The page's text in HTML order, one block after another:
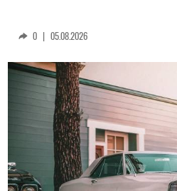
0 | 05.08.2026